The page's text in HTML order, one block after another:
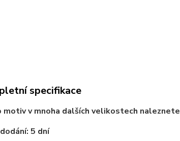
specifikace
motiv v mnoha dalších velikostech naleznete
5 dní